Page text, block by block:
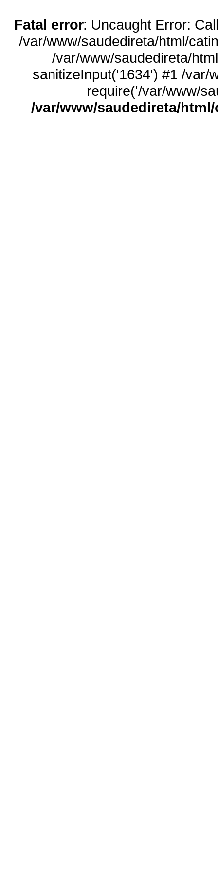
Fatal error: Uncaught Error:
/var/www/saudedireta/html/
/var/www/saudedireta/
sanitizeInput('1634') #1 /var/
require('/var/www/
/var/www/saudedireta/